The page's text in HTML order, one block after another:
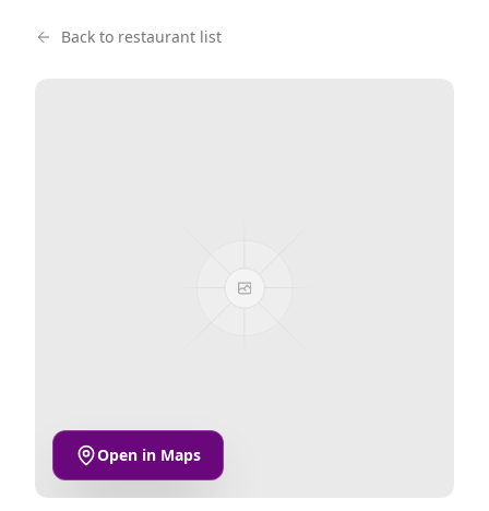
Back to restaurant list
Open in Maps